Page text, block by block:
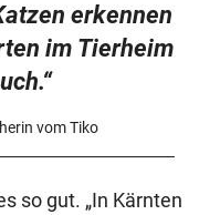
erkennen
im Tierheim
vom Tiko
so gut. „In Kärnten